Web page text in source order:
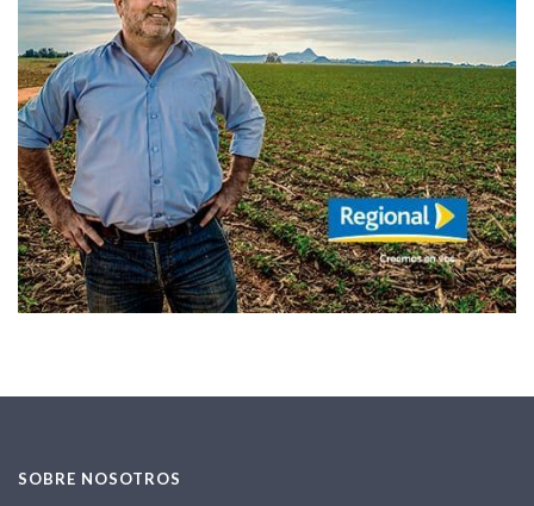
SOBRE NOSOTROS